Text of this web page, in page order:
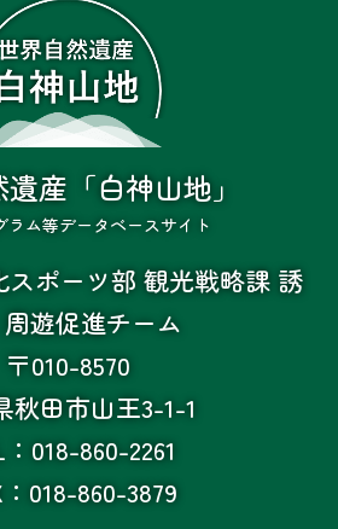
産「白神山地」
ラム等データベースサイト
ポーツ部 観光戦略課 誘
遊促進チーム
〒010-8570
秋田市山王3-1-1
018-860-2261
018-860-3879